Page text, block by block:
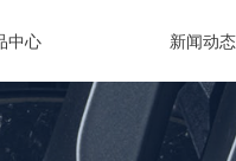
中心 新闻动态